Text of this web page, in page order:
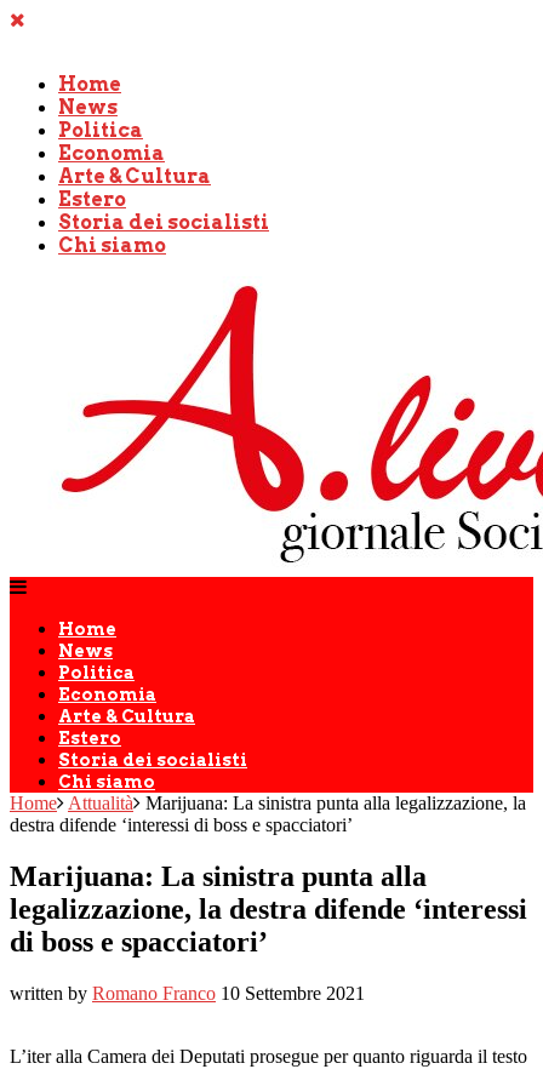
Home
News
Politica
Economia
Arte & Cultura
Estero
Storia dei socialisti
Chi siamo
Home
News
Politica
Economia
Arte & Cultura
Estero
Storia dei socialisti
Chi siamo
Home Attualità
Marijuana: La sinistra punta alla legalizzazione, la
destra difende ‘interessi di boss e spacciatori’
Marijuana: La sinistra punta alla
legalizzazione, la destra difende ‘interessi
di boss e spacciatori’
written by Romano Franco 10 Settembre 2021
L’iter alla Camera dei Deputati prosegue per quanto riguarda il testo